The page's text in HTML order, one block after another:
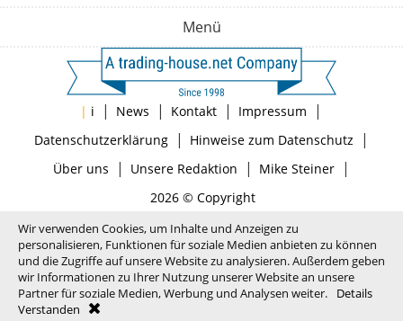
Menü
| i | News | Kontakt | Impressum |
Datenschutzerklärung| Hinweise zum Datenschutz |
Über uns | Unsere Redaktion | Mike Steiner|
2026 © Copyright
Wir verwenden Cookies, um Inhalte und Anzeigen zu
personalisieren, Funktionen für soziale Medien anbieten zu können
und die Zugriffe auf unsere Website zu analysieren. Außerdem geben
wir Informationen zu Ihrer Nutzung unserer Website an unsere
Partner für soziale Medien, Werbung und Analysen weiter.
Details
Verstanden